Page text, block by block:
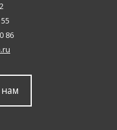
86